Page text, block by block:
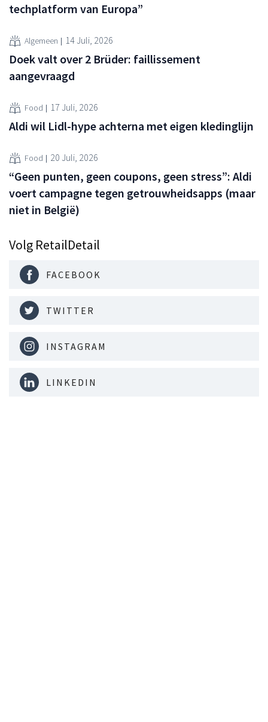
techplatform van Europa”
Algemeen 14 Juli, 2026
Doek valt over 2 Brüder: faillissement
aangevraagd
Food 17 Juli, 2026
Aldi wil Lidl-hype achterna met eigen kledinglijn
Food 20 Juli, 2026
“Geen punten, geen coupons, geen stress”: Aldi
voert campagne tegen getrouwheidsapps (maar
niet in België)
Volg RetailDetail
FACEBOOK
TWITTER
INSTAGRAM
LINKEDIN